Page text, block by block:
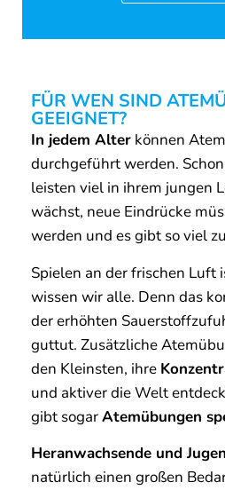
FÜR WEN SIND
GEEIGNET?
In jedem Alter können
durchgeführt werden. Schon
leisten viel in ihrem jungen
wächst, neue Eindrücke
werden und es gibt so viel
Spielen an der frischen Luft
wissen wir alle. Denn das
der erhöhten
guttut. Zusätzliche
den Kleinsten, ihre
und aktiver die Welt
gibt sogarAtemübungen
Heranwachsende und
natürlich einen großen